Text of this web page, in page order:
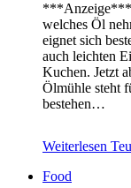
***Anzeige***
welches Öl
eignet sich
auch leichten
Kuchen. Jetzt
Ölmühle steht
bestehen…
Weiterlesen
Food